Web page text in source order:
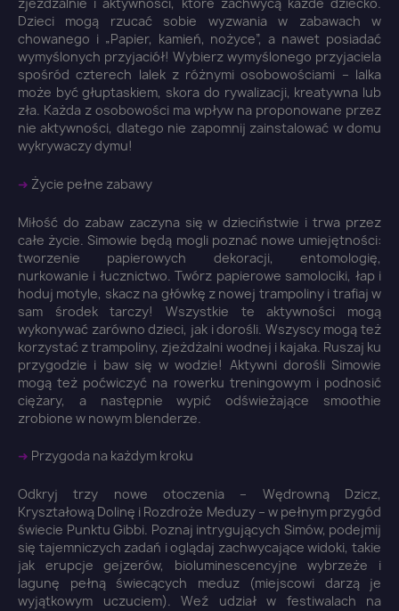
Dzieci mogą rzucać sobie wyzwania w zabawach w
chowanego i „Papier, kamień, nożyce”, a nawet posiadać
wymyślonych przyjaciół! Wybierz wymyślonego przyjaciela
spośród czterech lalek z różnymi osobowościami – lalka
może być głuptaskiem, skora do rywalizacji, kreatywna lub
zła. Każda z osobowości ma wpływ na proponowane przez
nie aktywności, dlatego nie zapomnij zainstalować w domu
wykrywaczy dymu!
➜ Życie pełne zabawy
Miłość do zabaw zaczyna się w dzieciństwie i trwa przez
całe życie. Simowie będą mogli poznać nowe umiejętności:
tworzenie papierowych dekoracji, entomologię,
nurkowanie i łucznictwo. Twórz papierowe samolociki, łap i
hoduj motyle, skacz na główkę z nowej trampoliny i trafiaj w
sam środek tarczy! Wszystkie te aktywności mogą
wykonywać zarówno dzieci, jak i dorośli. Wszyscy mogą też
korzystać z trampoliny, zjeżdżalni wodnej i kajaka. Ruszaj ku
przygodzie i baw się w wodzie! Aktywni dorośli Simowie
mogą też poćwiczyć na rowerku treningowym i podnosić
ciężary, a następnie wypić odświeżające smoothie
zrobione w nowym blenderze.
➜ Przygoda na każdym kroku
Odkryj trzy nowe otoczenia – Wędrowną Dzicz,
Kryształową Dolinę i Rozdroże Meduzy – w pełnym przygód
świecie Punktu Gibbi. Poznaj intrygujących Simów, podejmij
się tajemniczych zadań i oglądaj zachwycające widoki, takie
jak erupcje gejzerów, bioluminescencyjne wybrzeże i
lagunę pełną świecących meduz (miejscowi darzą je
wyjątkowym uczuciem). Weź udział w festiwalach na
Zaloguj się ×
You need to be logged in to save products in your
wish list.
Anuluj Zaloguj się